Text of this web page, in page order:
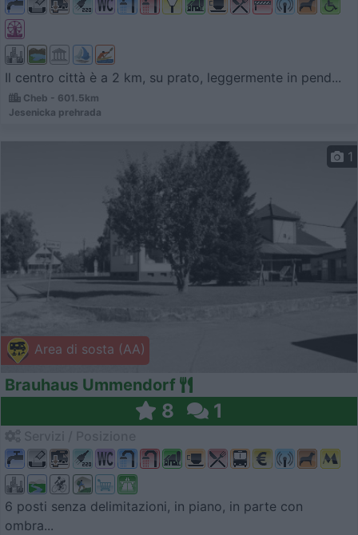
Il centro città è a 2 km, su prato, leggermente in pend...
Cheb - 601.5km
Jesenicka prehrada
Area di sosta (AA)
1
Brauhaus Ummendorf
8 1
6 posti senza delimitazioni, in piano, in parte con
ombra...